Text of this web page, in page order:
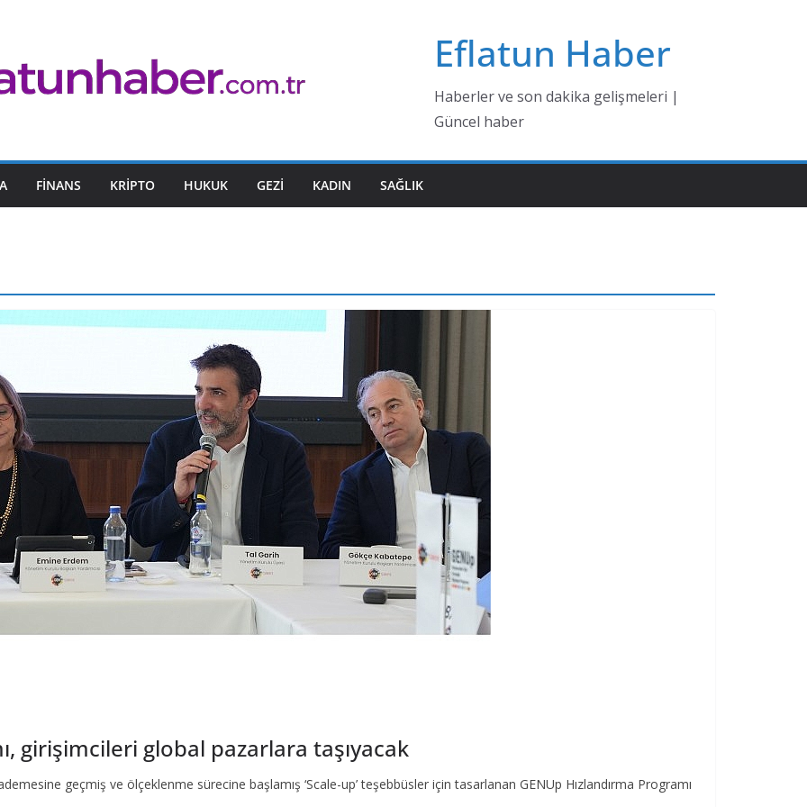
Eflatun Haber
Haberler ve son dakika gelişmeleri |
Güncel haber
FINANS KRIPTO HUKUK GEZI KADIN SAĞLIK
girişimcileri global pazarlara taşıyacak
geçmiş ve ölçeklenme sürecine başlamış ‘Scale-up’ teşebbüsler için tasarlanan GENUp Hızlandırma Programı